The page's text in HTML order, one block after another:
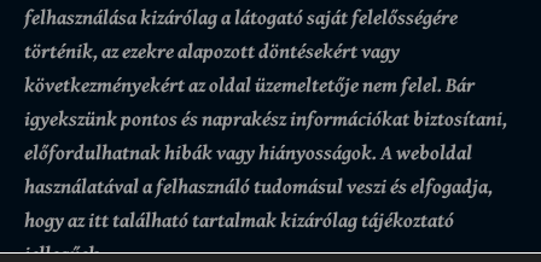
felhasználása kizárólag a látogató saját felelősségére
történik, az ezekre alapozott döntésekért vagy
következményekért az oldal üzemeltetője nem felel. Bár
igyekszünk pontos és naprakész információkat biztosítani,
előfordulhatnak hibák vagy hiányosságok.A weboldal
használatával a felhasználó tudomásul veszi és elfogadja,
hogy az itt található tartalmak kizárólag tájékoztató
jellegűek.